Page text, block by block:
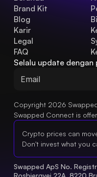
Brand Kit
Blog
FAQ
Legal
Karir
Selalu update
Copyright 2026
Swapped Connect is
Crypto prices can
Don't invest what you
Swapped ApS No.
Rosbjergvej 22A, 8220